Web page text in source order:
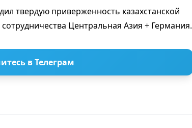
твердую приверженность казахстанской
Центральная Азия + Германия.
в Телеграм